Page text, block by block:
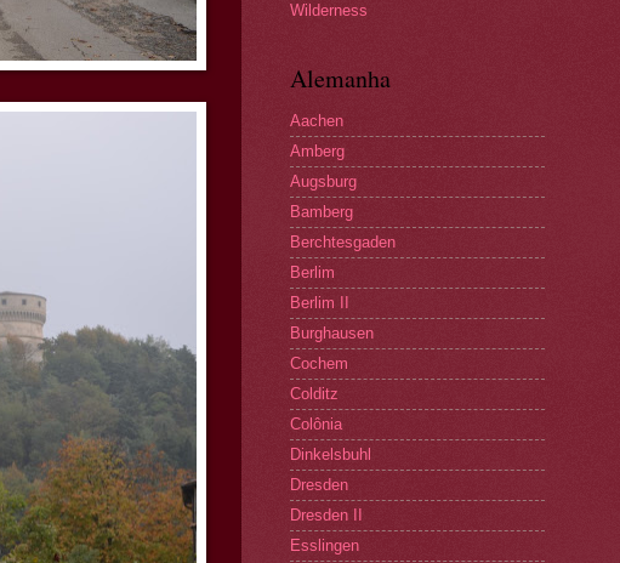
Wilderness
Alemanha
Aachen
Amberg
Augsburg
Bamberg
Berchtesgaden
Berlim
Berlim II
Burghausen
Cochem
Colditz
Colônia
Dinkelsbuhl
Dresden
Dresden II
Esslingen